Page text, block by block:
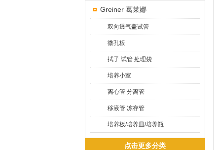
Greiner 葛莱娜
双向透气盖试管
微孔板
拭子 试管 处理袋
培养小室
离心管 分离管
移液管 冻存管
培养板/培养皿/培养瓶
点击更多分类